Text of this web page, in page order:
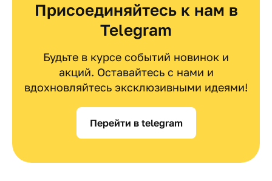
Мы используем cookie-файлы и сервисы
Присоединяйтесь к нам в
Telegram
Будьте в курсе событий новинок и
акций. Оставайтесь с нами и
вдохновляйтесь эксклюзивными идеями!
Перейти в telegram